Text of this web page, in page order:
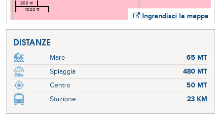
Ingrandisci la mappa
200 m
1000 ft
DISTANZE
Mare
65 MT
Spiaggia
480 MT
Centro
50 MT
Stazione
23 KM